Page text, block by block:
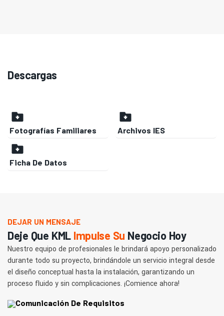
Descargas
Fotografías Familiares Archivos IES
Ficha De Datos
DEJAR UN MENSAJE
Deje Que KML Impulse Su Negocio Hoy
Nuestro equipo de profesionales le brindará apoyo personalizado
durante todo su proyecto, brindándole un servicio integral desde
el diseño conceptual hasta la instalación, garantizando un
proceso fluido y sin complicaciones. ¡Comience ahora!
Comunicación De Requisitos